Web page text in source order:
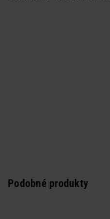
Podobné produkty